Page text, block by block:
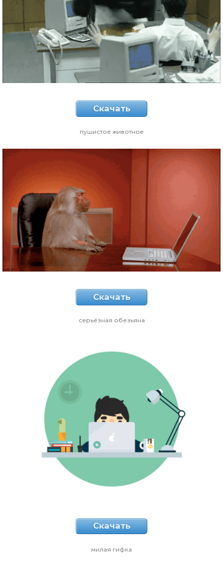
Скачать
пушистое животное
Скачать
серьёзная обезьяна
Скачать
милая гифка